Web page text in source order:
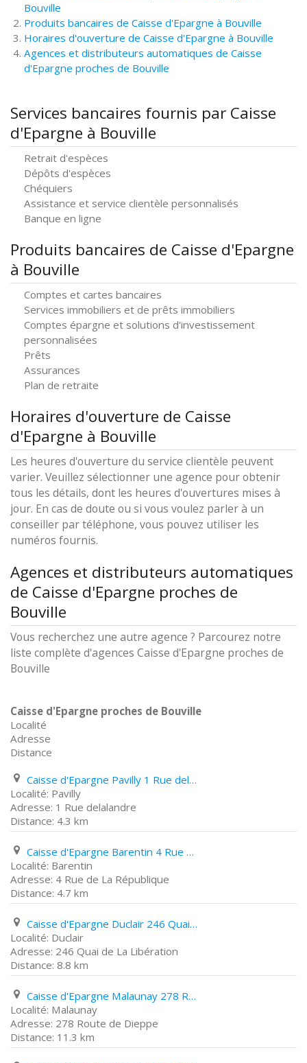
Bouville
Produits bancaires de Caisse d'Epargne à Bouville
Horaires d'ouverture de Caisse d'Epargne à Bouville
Agences et distributeurs automatiques de Caisse
d'Epargne proches de Bouville
Services bancaires fournis par Caisse
d'Epargne à Bouville
Retrait d'espèces
Dépôts d'espèces
Chéquiers
Assistance et service clientèle personnalisés
Banque en ligne
Produits bancaires de Caisse d'Epargne
à Bouville
Comptes et cartes bancaires
Services immobiliers et de prêts immobiliers
Comptes épargne et solutions d'investissement
personnalisées
Prêts
Assurances
Plan de retraite
Horaires d'ouverture de Caisse
d'Epargne à Bouville
Les heures d'ouverture du service clientèle peuvent
varier. Veuillez sélectionner une agence pour obtenir
tous les détails, dont les heures d'ouvertures mises à
jour. En cas de doute ou si vous voulez parler à un
conseiller par téléphone, vous pouvez utiliser les
numéros fournis.
Agences et distributeurs automatiques
de Caisse d'Epargne proches de
Bouville
Vous recherchez une autre agence ? Parcourez notre
liste complète d'agences Caisse d'Epargne proches de
Bouville
Caisse d'Epargne proches de Bouville
Localité
Adresse
Distance
Caisse d'Epargne Pavilly 1 Rue delalandre
Pavilly
1 Rue delalandre
4.3 km
Caisse d'Epargne Barentin 4 Rue de La République
Barentin
4 Rue de La République
4.7 km
Caisse d'Epargne Duclair 246 Quai de La Libération
Duclair
246 Quai de La Libération
8.8 km
Caisse d'Epargne Malaunay 278 Route de Dieppe
Malaunay
278 Route de Dieppe
11.3 km